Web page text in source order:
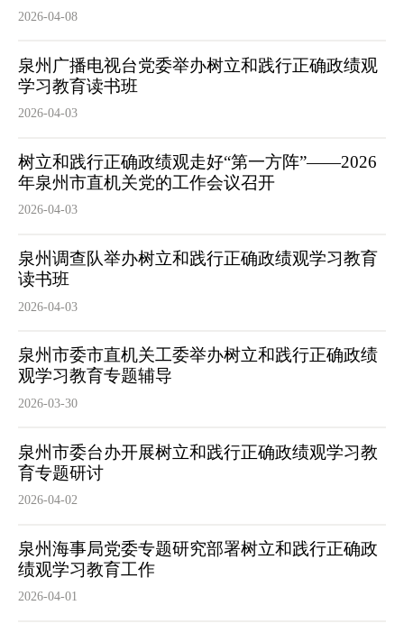
2026-04-08
泉州广播电视台党委举办树立和践行正确政绩观
学习教育读书班
2026-04-03
树立和践行正确政绩观走好“第一方阵”——2026
年泉州市直机关党的工作会议召开
2026-04-03
泉州调查队举办树立和践行正确政绩观学习教育
读书班
2026-04-03
泉州市委市直机关工委举办树立和践行正确政绩
观学习教育专题辅导
2026-03-30
泉州市委台办开展树立和践行正确政绩观学习教
育专题研讨
2026-04-02
泉州海事局党委专题研究部署树立和践行正确政
绩观学习教育工作
2026-04-01